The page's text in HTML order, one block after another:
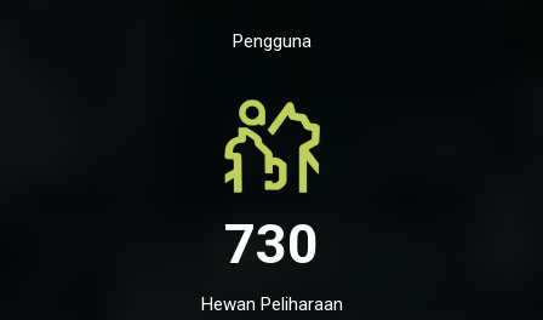
Pengguna
730
Hewan Peliharaan